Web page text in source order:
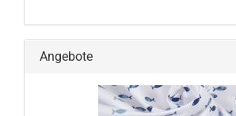
Angebote